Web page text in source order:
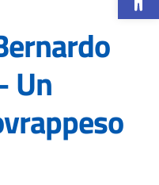
Un